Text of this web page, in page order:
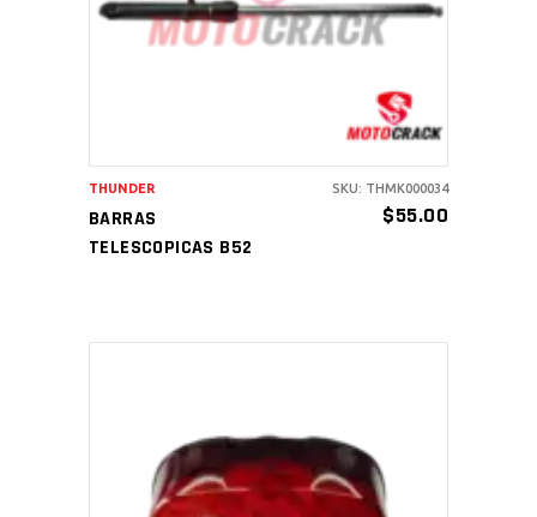
BARRAS
TELESCOPICAS B52
$55.00
THUNDER SKU: THMK000034